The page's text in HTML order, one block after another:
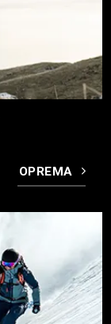
OPREMA